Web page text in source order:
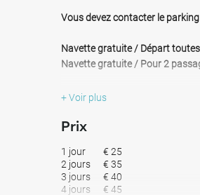
Vous devez contacter le
Navette gratuite / Départ
Navette gratuite / Pour 2
SOUSTAXE DE NUIT :
SOUSTAXE WEEK-END :
SOUSTAXE BAGAGES :
matériel de plongée, planches
MODIFICATION DE CONTRAT :
+ Voir plus
Prix
1 jour
€ 25
2 jours
€ 35
3 jours
€ 40
4 jours
€ 45